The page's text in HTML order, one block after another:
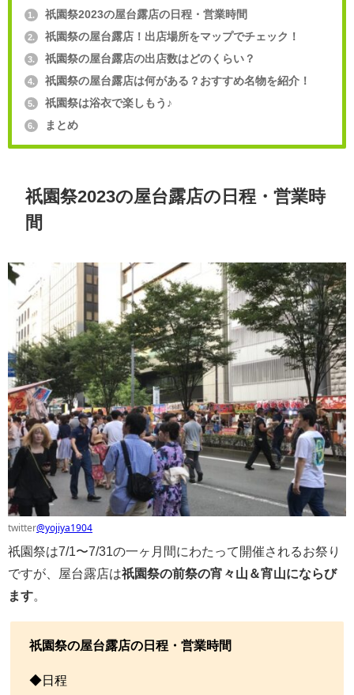
1. 祇園祭2023の屋台露店の日程・営業時間
2. 祇園祭の屋台露店！出店場所をマップでチェック！
3. 祇園祭の屋台露店の出店数はどのくらい？
4. 祇園祭の屋台露店は何がある？おすすめ名物を紹介！
5. 祇園祭は浴衣で楽しもう♪
6. まとめ
祇園祭2023の屋台露店の日程・営業時
間
twitter@yojiya1904
祇園祭は7/1〜7/31の一ヶ月間にわたって開催されるお祭り
ですが、屋台露店は祇園祭の前祭の宵々山＆宵山にならび
ます
祇園祭の屋台露店の日程・営業時間
◆日程